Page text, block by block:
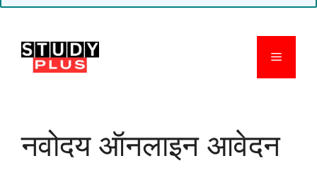
content
Menu
नवोदय ऑनलाइन आवेदन